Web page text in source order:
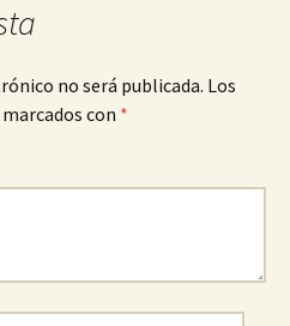
no será publicada. Los
con *